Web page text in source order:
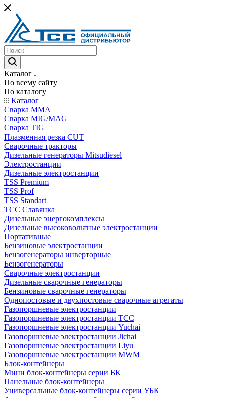
Каталог
По всему сайту
По каталогу
Каталог
Сварка MMA
Сварка MIG/MAG
Сварка TIG
Плазменная резка CUT
Сварочные тракторы
Дизельные генераторы Mitsudiesel
Электростанции
Дизельные электростанции
TSS Premium
TSS Prof
TSS Standart
ТСС Славянка
Дизельные энергокомплексы
Дизельные высоковольтные электростанции
Портативные
Бензиновые электростанции
Бензогенераторы инверторные
Бензогенераторы
Сварочные электростанции
Дизельные сварочные генераторы
Бензиновые сварочные генераторы
Однопостовые и двухпостовые сварочные агрегаты
Газопоршневые электростанции
Газопоршневые электростанции ТСС
Газопоршневые электростанции Yuchai
Газопоршневые электростанции Jichai
Газопоршневые электростанции Liyu
Газопоршневые электростанции MWM
Блок-контейнеры
Мини блок-контейнеры серии БК
Панельные блок-контейнеры
Универсальные блок-контейнеры серии УБК